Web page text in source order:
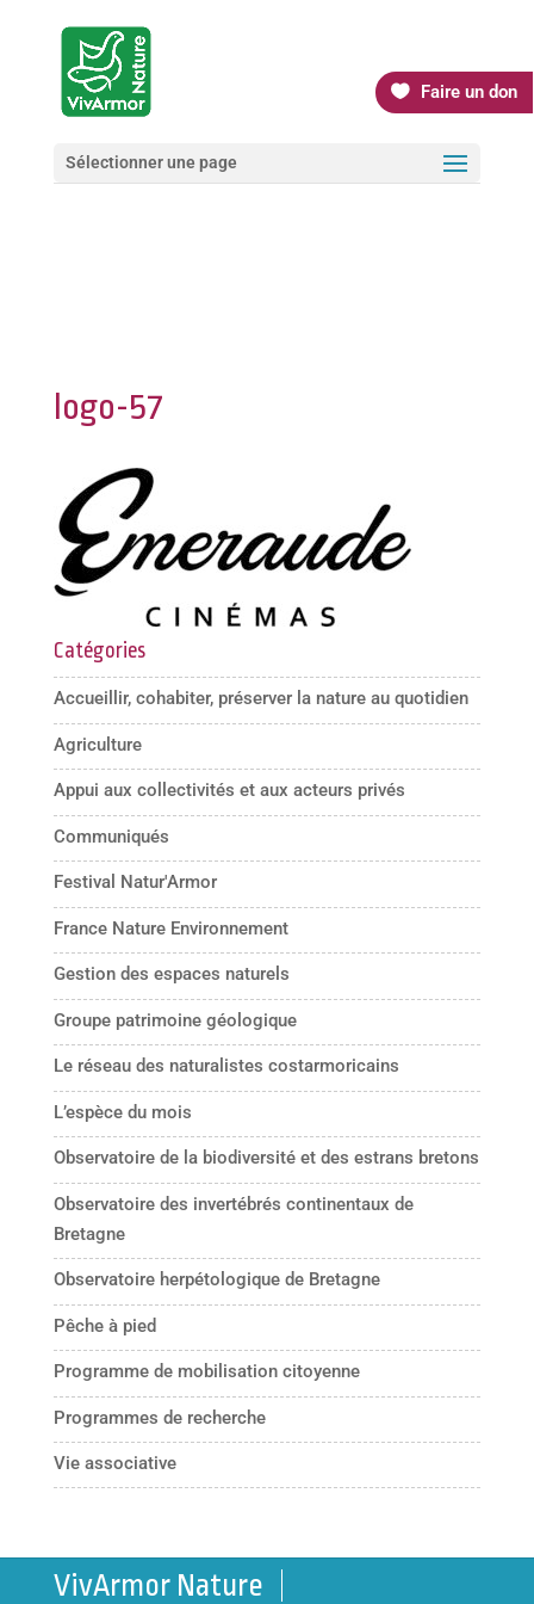
Faire un don
Sélectionner une page
logo-57
Catégories
Accueillir, cohabiter, préserver la nature au quotidien
Agriculture
Appui aux collectivités et aux acteurs privés
Communiqués
Festival Natur'Armor
France Nature Environnement
Gestion des espaces naturels
Groupe patrimoine géologique
Le réseau des naturalistes costarmoricains
L’espèce du mois
Observatoire de la biodiversité et des estrans bretons
Observatoire des invertébrés continentaux de
Bretagne
Observatoire herpétologique de Bretagne
Pêche à pied
Programme de mobilisation citoyenne
Programmes de recherche
Vie associative
VivArmor Nature